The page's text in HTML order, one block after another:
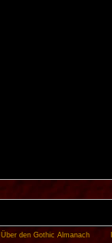
Über den Gothic Almanach